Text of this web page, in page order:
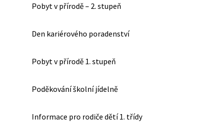
Pobyt v přírodě – 2. stupeň
Den kariérového poradenství
Pobyt v přírodě 1. stupeň
Poděkování školní jídelně
Informace pro rodiče dětí 1. třídy